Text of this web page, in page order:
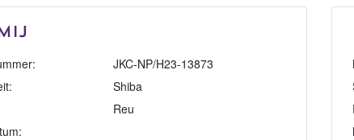
JKC-NP/H23-13873
Shiba
Reu